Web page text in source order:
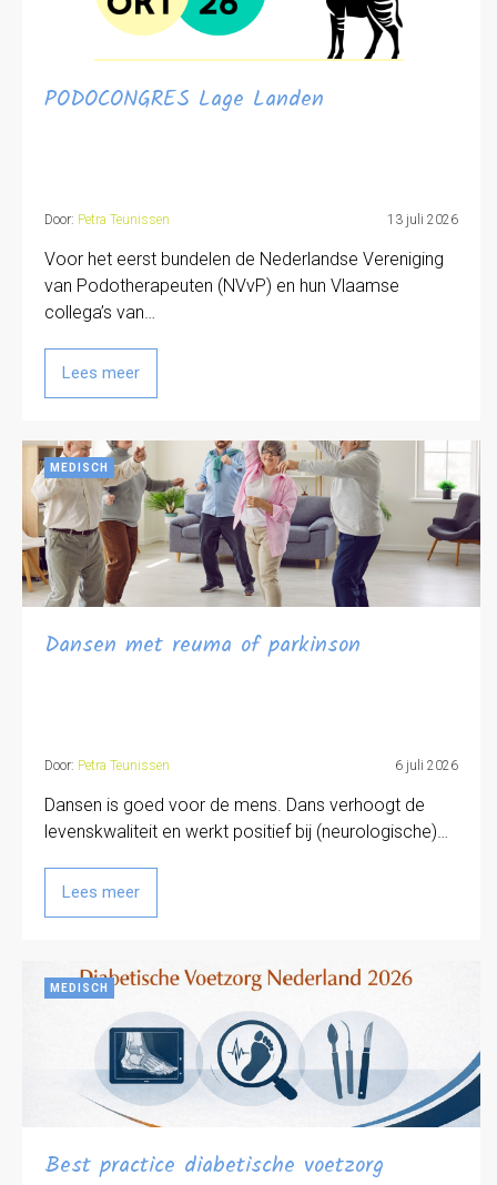
PODOCONGRES Lage Landen
Door: Petra Teunissen 13 juli 2026
Voor het eerst bundelen de Nederlandse Vereniging
van Podotherapeuten (NVvP) en hun Vlaamse
collega’s van…
Lees meer
MEDISCH
Dansen met reuma of parkinson
Door: Petra Teunissen 6 juli 2026
Dansen is goed voor de mens. Dans verhoogt de
levenskwaliteit en werkt positief bij (neurologische)…
Lees meer
MEDISCH
Best practice diabetische voetzorg